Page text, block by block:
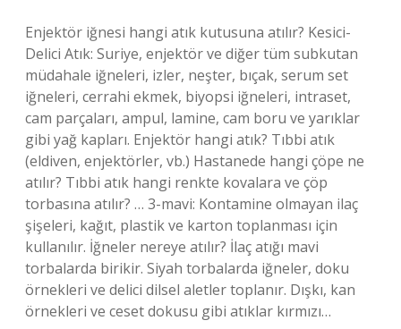
Enjektör iğnesi hangi atık kutusuna atılır? Kesici-
Delici Atık: Suriye, enjektör ve diğer tüm subkutan
müdahale iğneleri, izler, neşter, bıçak, serum set
iğneleri, cerrahi ekmek, biyopsi iğneleri, intraset,
cam parçaları, ampul, lamine, cam boru ve yarıklar
gibi yağ kapları. Enjektör hangi atık? Tıbbi atık
(eldiven, enjektörler, vb.) Hastanede hangi çöpe ne
atılır? Tıbbi atık hangi renkte kovalara ve çöp
torbasına atılır? … 3-mavi: Kontamine olmayan ilaç
şişeleri, kağıt, plastik ve karton toplanması için
kullanılır. İğneler nereye atılır? İlaç atığı mavi
torbalarda birikir. Siyah torbalarda iğneler, doku
örnekleri ve delici dilsel aletler toplanır. Dışkı, kan
örnekleri ve ceset dokusu gibi atıklar kırmızı…